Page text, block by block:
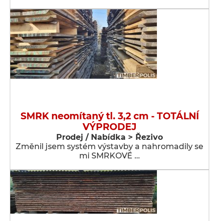
SMRK neomítaný tl. 3,2 cm - TOTÁLNÍ
VÝPRODEJ
Prodej / Nabídka > Řezivo
Změnil jsem systém výstavby a nahromadily se
mi SMRKOVÉ …